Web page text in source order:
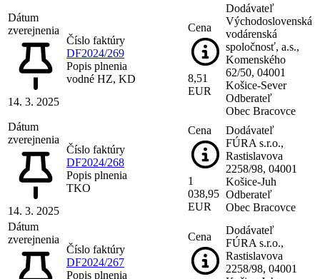
Dátum
zverejnenia
14. 3. 2025
Číslo faktúry
DF2024/269
Popis plnenia
vodné HZ, KD
Cena
8,51
EUR
Dodávateľ
Východoslovenská
vodárenská
spoločnosť, a.s.,
Komenského
62/50, 04001
Košice-Sever
Odberateľ
Obec Bracovce
Dátum
zverejnenia
14. 3. 2025
Číslo faktúry
DF2024/268
Popis plnenia
TKO
Cena
1
038,95
EUR
Dodávateľ
FÚRA s.r.o.,
Rastislavova
2258/98, 04001
Košice-Juh
Odberateľ
Obec Bracovce
Dátum
zverejnenia
Číslo faktúry
DF2024/267
Popis plnenia
Cena
Dodávateľ
FÚRA s.r.o.,
Rastislavova
2258/98, 04001